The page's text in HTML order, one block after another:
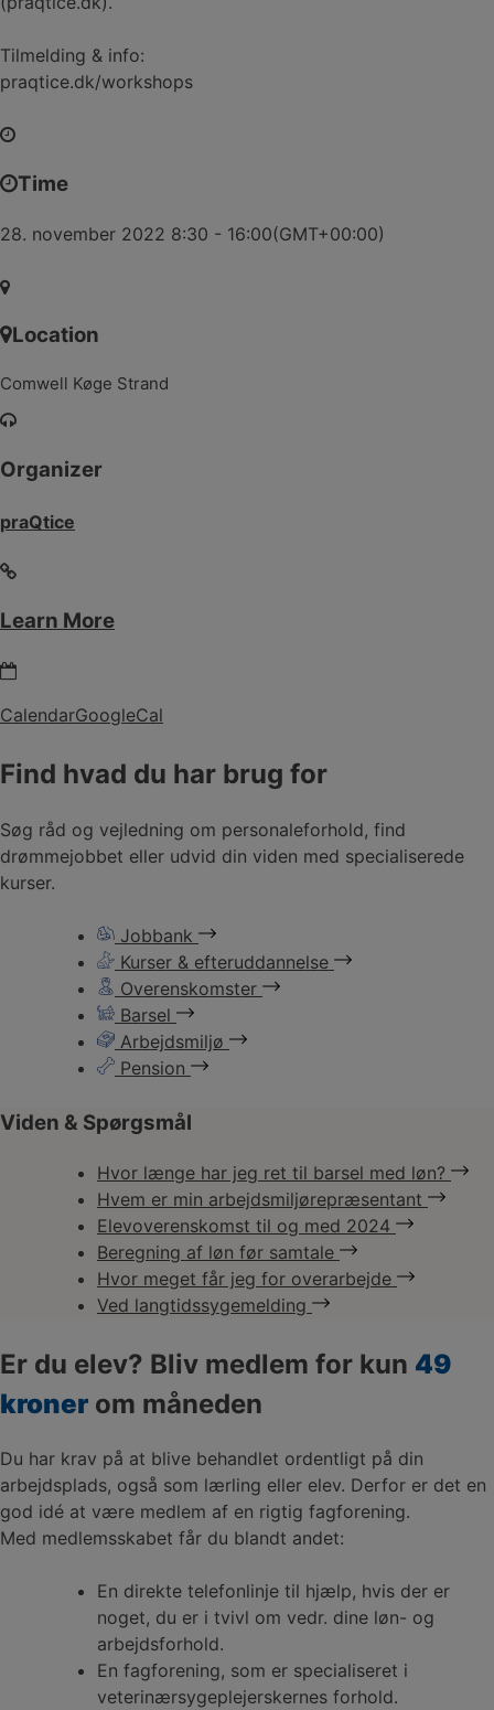
Tilmelding & info:
praqtice.dk/workshops
Time
28. november 2022 8:30 - 16:00(GMT+00:00)
Location
Comwell Køge Strand
Organizer
praQtice
Learn More
CalendarGoogleCal
Find hvad du har brug for
Søg råd og vejledning om personaleforhold, find
drømmejobbet eller udvid din viden med specialiserede
kurser.
Jobbank
Kurser & efteruddannelse
Overenskomster
Barsel
Arbejdsmiljø
Pension
Viden & Spørgsmål
Hvor længe har jeg ret til barsel med løn?
Hvem er min arbejdsmiljørepræsentant
Elevoverenskomst til og med 2024
Beregning af løn før samtale
Hvor meget får jeg for overarbejde
Ved langtidssygemelding
Er du elev? Bliv medlem for kun 49
kroner om måneden
Du har krav på at blive behandlet ordentligt på din
arbejdsplads, også som lærling eller elev. Derfor er det en
god idé at være medlem af en rigtig fagforening.
Med medlemsskabet får du blandt andet:
En direkte telefonlinje til hjælp, hvis der er
noget, du er i tvivl om vedr. dine løn- og
arbejdsforhold.
En fagforening, som er specialiseret i
veterinærsygeplejerskernes forhold.